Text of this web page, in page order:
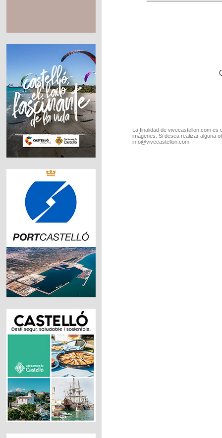
La finalidad de vivecastellon.com
imágenes. Si desea realizar alguna
info@vivecastellon.com